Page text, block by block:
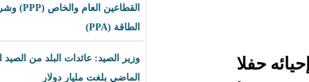
القطاعين العام والخاص (PPP) وشراء
وزير الصيد: عائدات البلد من الصيد العام
الماضي بلغت مليار دولار